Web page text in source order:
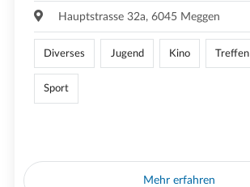
Hauptstrasse 32a, 6045 Meggen
Diverses Jugend Kino Treffen
Sport
Mehr erfahren